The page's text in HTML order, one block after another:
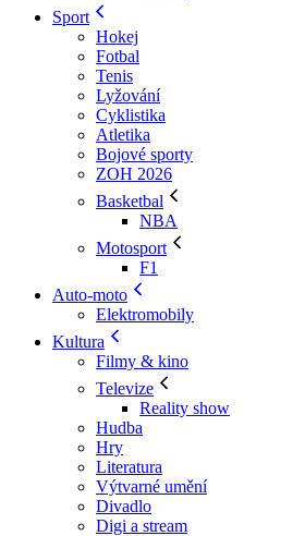
Sport
Hokej
Fotbal
Tenis
Lyžování
Cyklistika
Atletika
Bojové sporty
ZOH 2026
Basketbal
NBA
Motosport
F1
Auto-moto
Elektromobily
Kultura
Filmy & kino
Televize
Reality show
Hudba
Hry
Literatura
Výtvarné umění
Divadlo
Digi a stream